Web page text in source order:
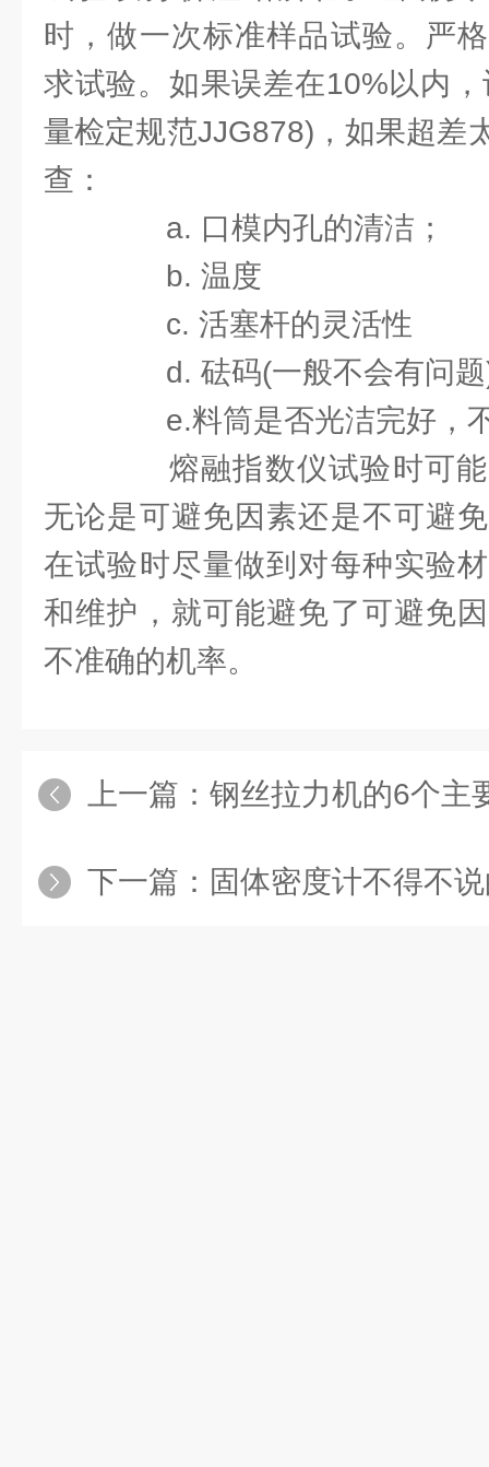
时，做一次标准样品试验。严
求试验。如果误差在10%以内
量检定规范JJG878)，如果超差
查：
a. 口模内孔的清洁；
b. 温度
c. 活塞杆的灵活性
d. 砝码(一般不会有问
e.料筒是否光洁完好，
熔融指数仪试验时可能
无论是可避免因素还是不可避
在试验时尽量做到对每种实验
和维护，就可能避免了可避免
不准确的机率。
上一篇： 钢丝拉力机的6个主
下一篇： 固体密度计不得不